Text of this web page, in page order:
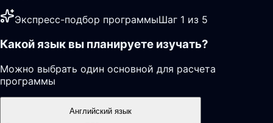
Экспресс-подбор программыШаг 1 из 5
Какой язык вы планируете изучать?
Можно выбрать один основной для расчета
программы
Английский язык